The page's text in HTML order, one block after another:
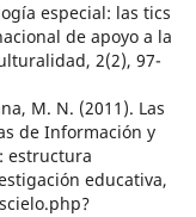
especial: las tics
de apoyo a la
2(2), 97-
M. N. (2011). Las
de Información y
estructura
educativa,